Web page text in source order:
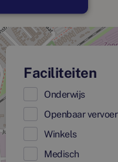
Faciliteiten
Onderwijs
Openbaar vervoer
Winkels
Medisch